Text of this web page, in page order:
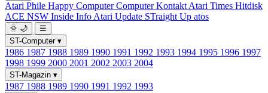
Atari Phile Happy ComputerComputer Kontakt Atari Times Hitdisk
ACE NSW Inside Info Atari Update STraight Up atos
🌞 🌙
☰
ST-Computer ▾
1986 1987 1988 1989 1990 1991 1992 1993 1994 1995 1996 1997
1998 1999 2000 2001 2002 2003 2004
ST-Magazin ▾
1987 1988 1989 1990 1991 1992 1993